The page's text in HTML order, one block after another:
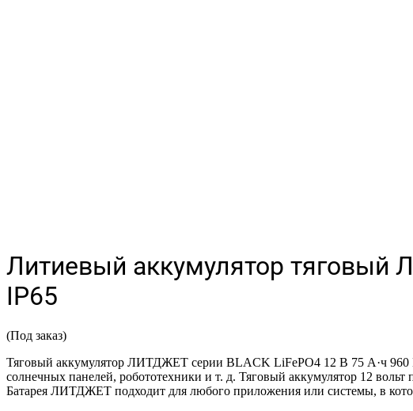
Литиевый аккумулятор тяговый
IP65
(Под заказ)
Тяговый аккумулятор ЛИТДЖЕТ серии BLACK LiFePO4 12 В 75 А·ч 960
солнечных панелей, робототехники и т. д. Тяговый аккумулятор 12
Батарея ЛИТДЖЕТ подходит для любого приложения или системы, в